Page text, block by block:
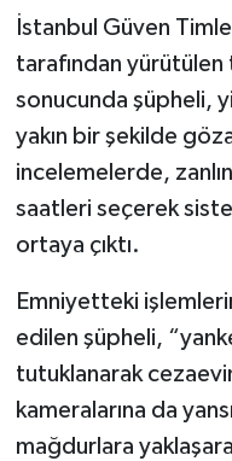
İstanbul Güven
tarafından
sonucunda şüpheli,
yakın bir şekilde
incelemelerde,
saatleri seçerek
ortaya çıktı.
Emniyetteki
edilen şüpheli,
tutuklanarak
kameralarına da
mağdurlara